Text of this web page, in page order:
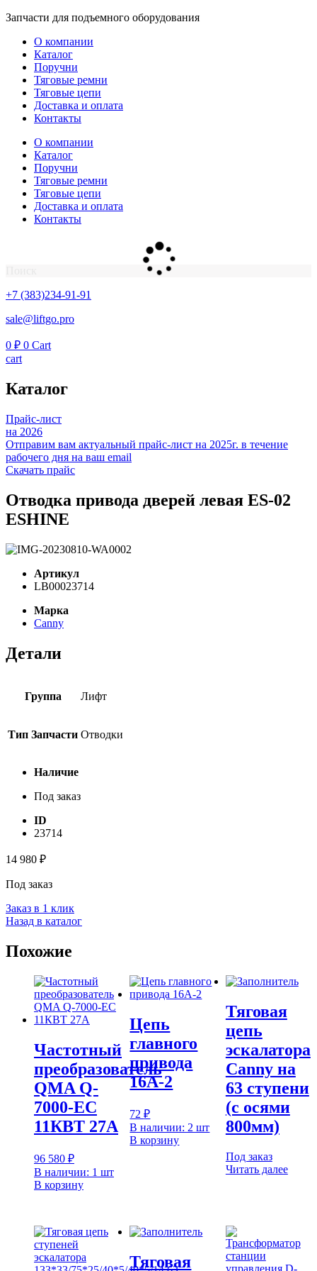
Перейти
содержимому
Запчасти для подъемного оборудования
О компании
Каталог
Поручни
Тяговые ремни
Тяговые цепи
Доставка и оплата
Контакты
О компании
Каталог
Поручни
Тяговые ремни
Тяговые цепи
Доставка и оплата
Контакты
+7 (383)234-91-91
sale@liftgo.pro
0 ₽ 0 Cart
cart
Каталог
Прайс-лист
на 2026
Отправим вам актуальный прайс-лист на 2025г. в течение
рабочего дня на ваш email
Скачать прайс
Отводка привода дверей левая ES-02
ESHINE
Артикул
LB00023714
Марка
Canny
Детали
Группа Лифт
Тип Запчасти Отводки
Наличие
Под заказ
ID
23714
14 980 ₽
Под заказ
Заказ в 1 клик
Назад в каталог
Похожие
Частотный
преобразователь
QMA Q-
7000-EC
11КВТ 27А
96 580 ₽
В наличии: 1 шт
В корзину
Цепь
главного
привода
16A-2
72₽
В наличии: 2 шт
В корзину
Тяговая
цепь
эскалатора
Canny на
63 ступени
(с осями
800мм)
Под заказ
Читать далее
Тяговая